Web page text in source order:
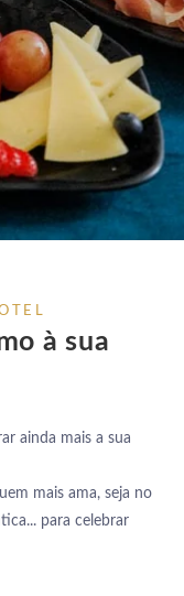
à sua
ainda mais a sua
mais ama, seja no
para celebrar